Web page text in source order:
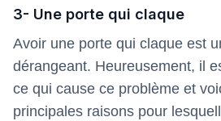
3- Une porte qui claque
Avoir une porte qui claque est
dérangeant. Heureusement, il
ce qui cause ce problème et
principales raisons pour